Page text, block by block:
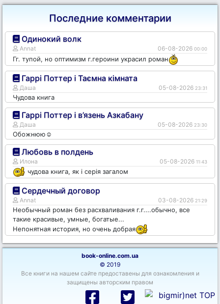
Последние комментарии
Одинокий волк
Annat 06-08-2026 00:00
Гг. тупой, но оптимизм г.героини украсил роман
Гаррі Поттер і Таємна кімната
Даша 05-08-2026 23:31
Чудова книга
Гаррі Поттер і в’язень Азкабану
Даша 05-08-2026 23:30
Обожнюю☺️
Любовь в полдень
Илона 05-08-2026 11:43
чудова книга, як і серія загалом
Сердечный договор
Annat 03-08-2026 21:29
Необычный роман без расхваливания г.г....обычно, все
такие красивые, умные, богатые...
Непонятная история, но очень добрая
book-online.com.ua
© 2019
Все книги на нашем сайте предоставены для ознакомления и
защищены авторским правом